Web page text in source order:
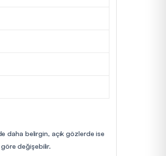
daha belirgin, açık gözlerde ise
değişebilir.